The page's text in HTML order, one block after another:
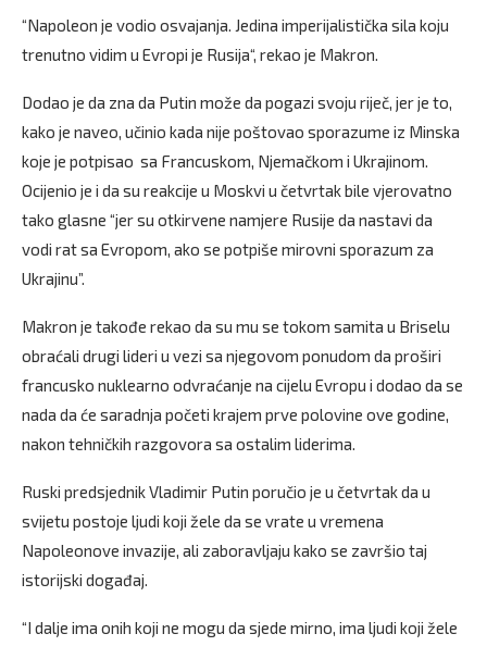
“Napoleon je vodio osvajanja. Jedina imperijalistička sila koju
trenutno vidim u Evropi je Rusija“, rekao je Makron.
Dodao je da zna da Putin može da pogazi svoju riječ, jer je to,
kako je naveo, učinio kada nije poštovao sporazume iz Minska
koje je potpisao sa Francuskom, Njemačkom i Ukrajinom.
Ocijenio je i da su reakcije u Moskvi u četvrtak bile vjerovatno
tako glasne “jer su otkirvene namjere Rusije da nastavi da
vodi rat sa Evropom, ako se potpiše mirovni sporazum za
Ukrajinu”.
Makron je takođe rekao da su mu se tokom samita u Briselu
obraćali drugi lideri u vezi sa njegovom ponudom da proširi
francusko nuklearno odvraćanje na cijelu Evropu i dodao da se
nada da će saradnja početi krajem prve polovine ove godine,
nakon tehničkih razgovora sa ostalim liderima.
Ruski predsjednik Vladimir Putin poručio je u četvrtak da u
svijetu postoje ljudi koji žele da se vrate u vremena
Napoleonove invazije, ali zaboravljaju kako se završio taj
istorijski događaj.
“I dalje ima onih koji ne mogu da sjede mirno, ima ljudi koji žele